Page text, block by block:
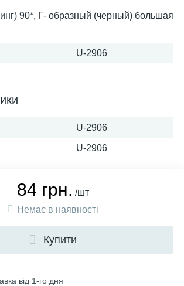
90*, Г- образный (черный) большая
U-2906
U-2906
U-2906
84 грн. /шт
Немає в наявності
Купити
від 1-го дня